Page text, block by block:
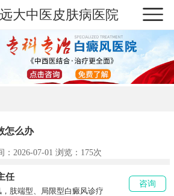
大中医皮肤病医院
怎么办
：2026-07-01 浏览： 175次
任
肢端型、局限型白癜风诊疗
咨询